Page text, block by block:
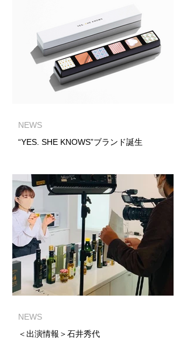
“YES. SHE KNOWS”ブランド誕生
NEWS
＜出演情報＞石井秀代
NEWS